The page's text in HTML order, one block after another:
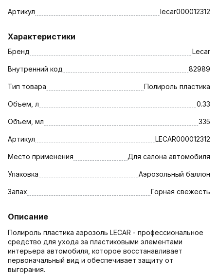
Артикул lecar000012312
Характеристики
Бренд Lecar
Внутренний код 82989
Тип товара Полироль пластика
Объем, л 0.33
Объем, мл 335
Артикул LECAR000012312
Место применения Для салона автомобиля
Упаковка Аэрозольный баллон
Запах Горная свежесть
Описание
Полироль пластика аэрозоль LECAR - профессиональное
средство для ухода за пластиковыми элементами
интерьера автомобиля, которое восстанавливает
первоначальный вид и обеспечивает защиту от
выгорания.